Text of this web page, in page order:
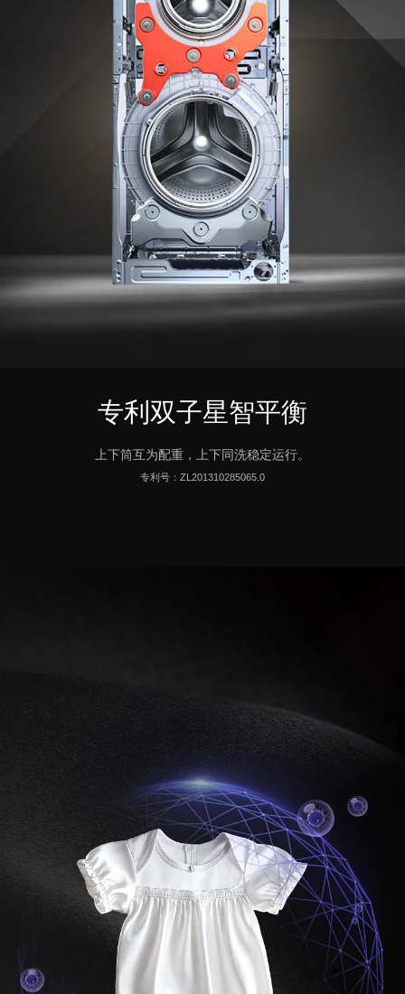
专利双子星智平衡
上下筒互为配重，上下同洗稳定运行。
专利号： ZL201310285065.0